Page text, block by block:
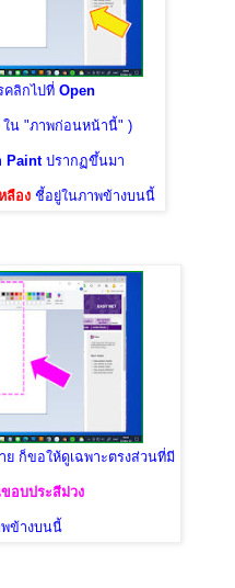
ลิกไปที่ Open
น "ภาพก่อนหน้านี้" )
Paintปรากฏขึ้นมา
ลือง ชี้อยู่ในภาพข้างบนนี้
ย ก็ขอให้ดูเฉพาะตรงส่วนที่มี
อบประสีม่วง
ข้างบนนี้